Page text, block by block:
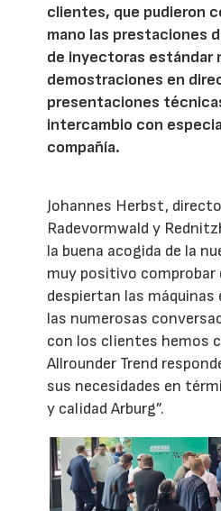
clientes, que pudieron
mano las prestaciones
de inyectoras estándar
demostraciones en
presentaciones
intercambio con
compañía.
Johannes Herbst,
Radevormwald y
la buena acogida de la
muy positivo comprobar
despiertan las máquinas
las numerosas
con los clientes hemos
Allrounder Trend
sus necesidades en
y calidad Arburg”.